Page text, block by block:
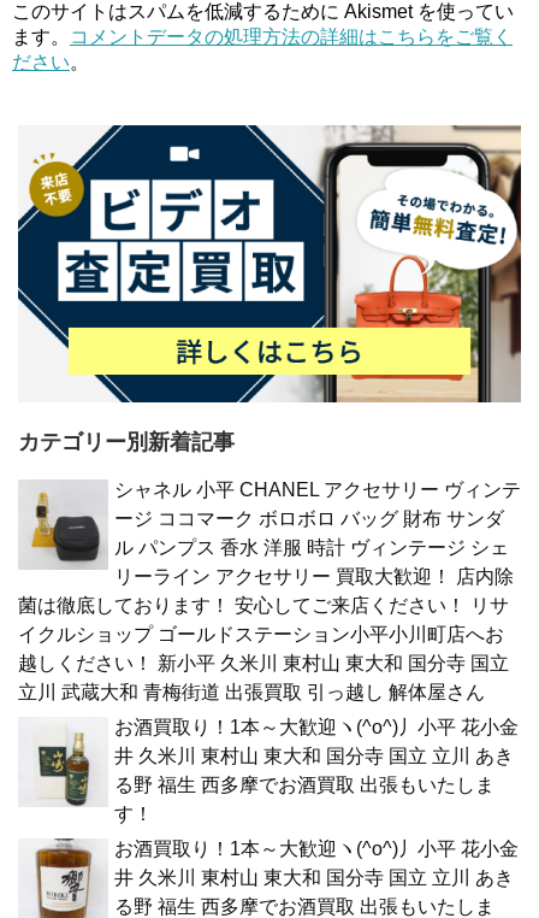
このサイトはスパムを低減するために Akismet を使ってい
ます。
コメントデータの処理方法の詳細はこちらをご覧く
ださい。
カテゴリー別新着記事
シャネル 小平 CHANEL アクセサリー ヴィンテ
ージ ココマーク ボロボロ バッグ 財布 サンダ
ル パンプス 香水 洋服 時計 ヴィンテージ シェ
リーライン アクセサリー 買取大歓迎！ 店内除
菌は徹底しております！ 安心してご来店ください！ リサ
イクルショップ ゴールドステーション小平小川町店へお
越しください！ 新小平 久米川 東村山 東大和 国分寺 国立
立川 武蔵大和 青梅街道 出張買取 引っ越し 解体屋さん
お酒買取り！1本～大歓迎ヽ(^o^)丿小平 花小金
井 久米川 東村山 東大和 国分寺 国立 立川 あき
る野 福生 西多摩でお酒買取 出張もいたしま
す！
お酒買取り！1本～大歓迎ヽ(^o^)丿小平 花小金
井 久米川 東村山 東大和 国分寺 国立 立川 あき
る野 福生 西多摩でお酒買取 出張もいたしま